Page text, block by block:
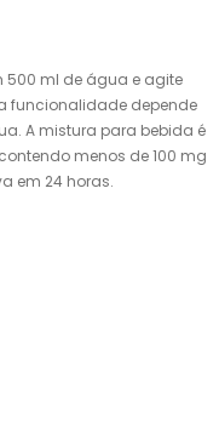
500 ml de água e agite
funcionalidade depende
A mistura para bebida é
menos de 100 mg
em 24 horas.